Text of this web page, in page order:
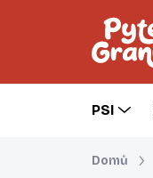
PSI
Domů